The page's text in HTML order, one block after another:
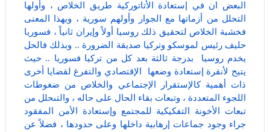
البعض ان في إستعادة الأتاتوركية طريق الخلاص ، وأولها
التحلل من أزماتها مع الجوار وأولهم سورية ، وبهذا المعنى
فخشبة الخلاص لتحقيق ذلك روسيا أولاً وإيران ثانياً ، فسوريا
حليف رئيس لموسكو وتركيا صديقة الضرورة .. وبذلك فالحل
يخدم روسيا بدرجة ثالثة بعد كل من تركيا فسوريا .. حيث
يتيح لأنقرة إستعادة وضعها الإقتصادي والتفرغ لقضايا أخرى
ذات أهمية كالإستقرار الإجتماعي والخلاص من ضغوطات
اللجوء المتعددة ، وتبعات بقاء الحال على حاله ، والتىحلل من
تبعات الأخونة التفكيكية للمجتمع وإستعادة الأمن المفقود
جراء وجود جماعات إرهابية داخلها وعلى حدودها ، فضلاً عن